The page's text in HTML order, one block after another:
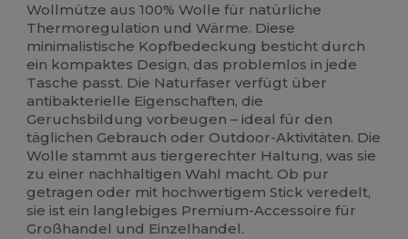
Wollmütze aus 100% Wolle für natürliche
Thermoregulation und Wärme. Diese
minimalistische Kopfbedeckung besticht durch
ein kompaktes Design, das problemlos in jede
Tasche passt. Die Naturfaser verfügt über
antibakterielle Eigenschaften, die
Geruchsbildung vorbeugen – ideal für den
täglichen Gebrauch oder Outdoor-Aktivitäten. Die
Wolle stammt aus tiergerechter Haltung, was sie
zu einer nachhaltigen Wahl macht. Ob pur
getragen oder mit hochwertigem Stick veredelt,
sie ist ein langlebiges Premium-Accessoire für
Großhandel und Einzelhandel.